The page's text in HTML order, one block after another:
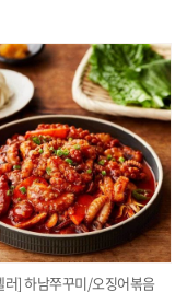
러] 하남쭈꾸미/오징어볶음